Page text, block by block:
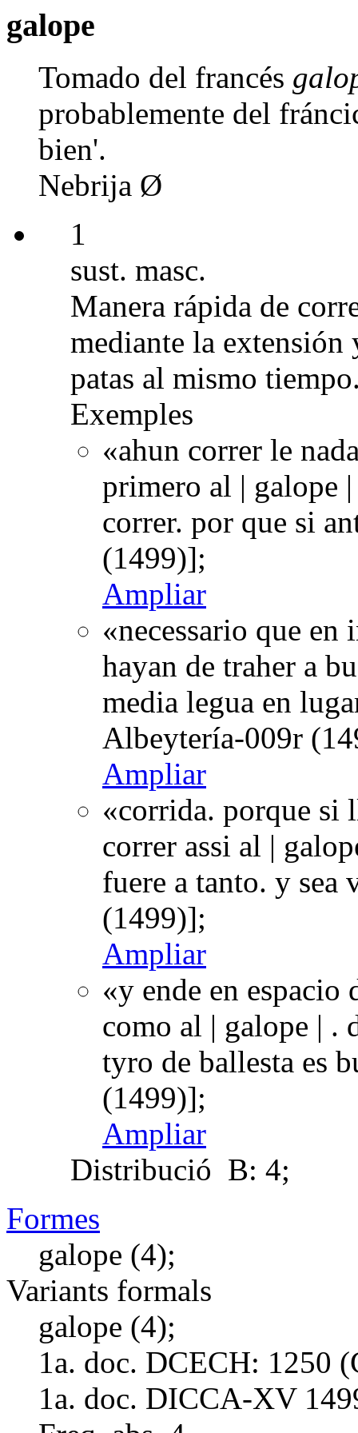
galope
Tomado del francés
probablemente del
bien'.
Nebrija Ø
1
sust. masc.
Manera rápida de
mediante la extensión
patas al mismo
Exemples
«ahun correr le
primero al | galope
correr. por que si
(1499)];
Ampliar
«necessario que en
hayan de traher a
media legua en
Albeytería-009r
Ampliar
«corrida. porque si
correr assi al |
fuere a tanto. y
(1499)];
Ampliar
«y ende en espacio
como al | galope | .
tyro de ballesta es
(1499)];
Ampliar
Distribució B: 4;
Formes
galope (4);
Variants formals
galope (4);
1a. doc. DCECH: 1250
1a. doc. DICCA-XV